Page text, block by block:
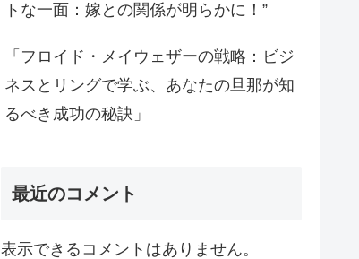
トな一面：嫁との関係が明らかに！”
「フロイド・メイウェザーの戦略：ビジ
ネスとリングで学ぶ、あなたの旦那が知
るべき成功の秘訣」
最近のコメント
表示できるコメントはありません。